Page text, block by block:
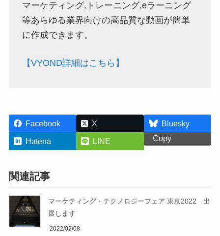
マーケティング,トレーニング,eラーニング
等あらゆる業界向けの高品質な動画が簡単
に作成できます。
【VYOND詳細はこちら】
Facebook X
Bluesky
Hatena
LINE Copy
関連記事
マーケティング・テクノロジーフェア 東京2022 出
展します
2022/02/08